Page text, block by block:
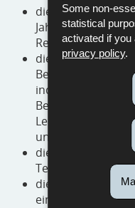
Some non-
statistical
activated if
privacy policy.
die Förderung
Jahrhunderts und
Reform der
die
individualisierten
Beteiligung sowie
Lernenden
und zu formativer
die pädagogische
Technologien und
die Rolle und
einem sich